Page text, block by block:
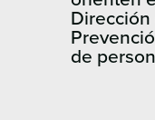
Dirección
de